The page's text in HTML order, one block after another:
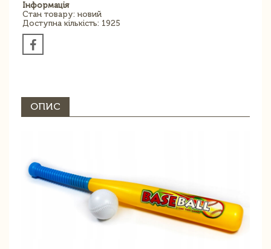
Інформація
Стан товару: новий
Доступна кількість: 1925
ОПИС